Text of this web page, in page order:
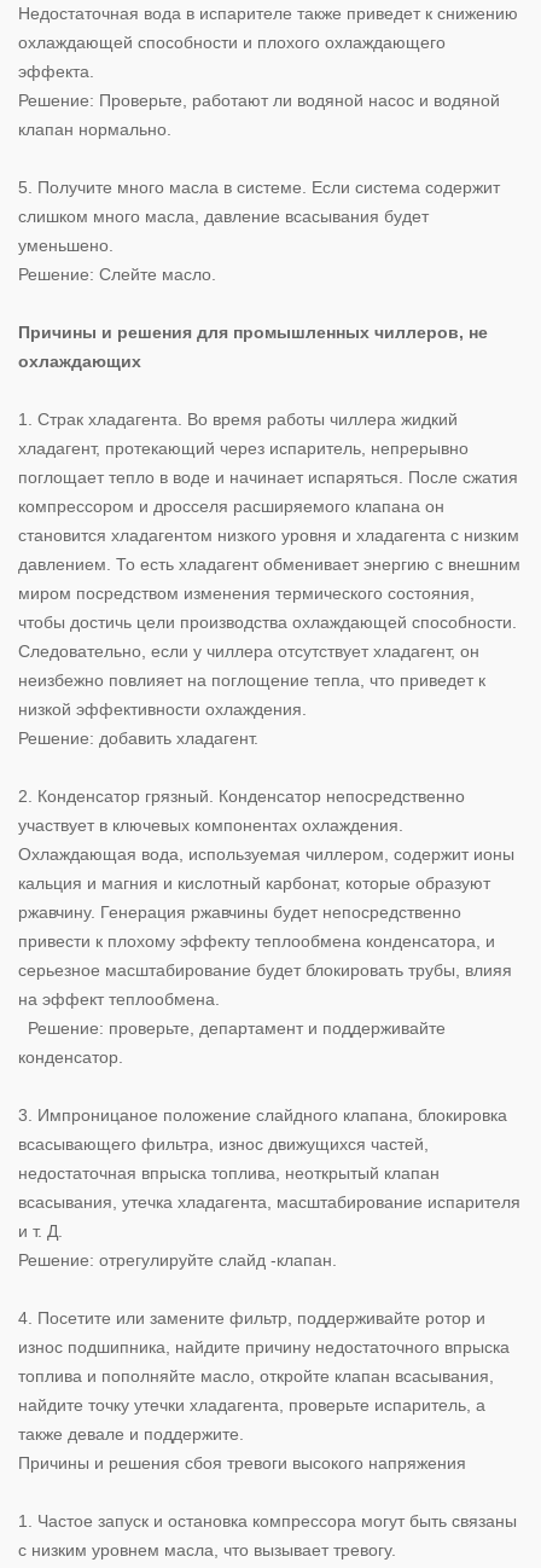
Недостаточная вода в испарителе также приведет к снижению
охлаждающей способности и плохого охлаждающего
эффекта.
Решение: Проверьте, работают ли водяной насос и водяной
клапан нормально.
5. Получите много масла в системе. Если система содержит
слишком много масла, давление всасывания будет
уменьшено.
Решение: Слейте масло.
Причины и решения для промышленных чиллеров, не
охлаждающих
1. Страк хладагента. Во время работы чиллера жидкий
хладагент, протекающий через испаритель, непрерывно
поглощает тепло в воде и начинает испаряться. После сжатия
компрессором и дросселя расширяемого клапана он
становится хладагентом низкого уровня и хладагента с низким
давлением. То есть хладагент обменивает энергию с внешним
миром посредством изменения термического состояния,
чтобы достичь цели производства охлаждающей способности.
Следовательно, если у чиллера отсутствует хладагент, он
неизбежно повлияет на поглощение тепла, что приведет к
низкой эффективности охлаждения.
Решение: добавить хладагент.
2. Конденсатор грязный. Конденсатор непосредственно
участвует в ключевых компонентах охлаждения.
Охлаждающая вода, используемая чиллером, содержит ионы
кальция и магния и кислотный карбонат, которые образуют
ржавчину. Генерация ржавчины будет непосредственно
привести к плохому эффекту теплообмена конденсатора, и
серьезное масштабирование будет блокировать трубы, влияя
на эффект теплообмена.
Решение: проверьте, департамент и поддерживайте
конденсатор.
3. Импроницаное положение слайдного клапана, блокировка
всасывающего фильтра, износ движущихся частей,
недостаточная впрыска топлива, неоткрытый клапан
всасывания, утечка хладагента, масштабирование испарителя
и т. Д.
Решение: отрегулируйте слайд -клапан.
4. Посетите или замените фильтр, поддерживайте ротор и
износ подшипника, найдите причину недостаточного впрыска
топлива и пополняйте масло, откройте клапан всасывания,
найдите точку утечки хладагента, проверьте испаритель, а
также девале и поддержите.
Причины и решения сбоя тревоги высокого напряжения
1. Частое запуск и остановка компрессора могут быть связаны
с низким уровнем масла, что вызывает тревогу.